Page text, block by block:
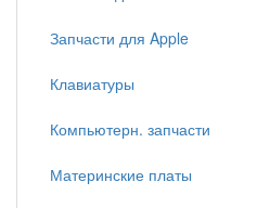
Запчасти для Apple
Клавиатуры
Компьютерн. запчасти
Материнские платы